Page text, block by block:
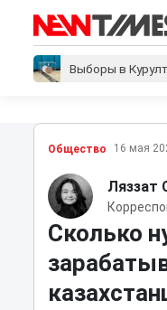
Выборы в
Общество 16 мая
Ляззат
Сколько